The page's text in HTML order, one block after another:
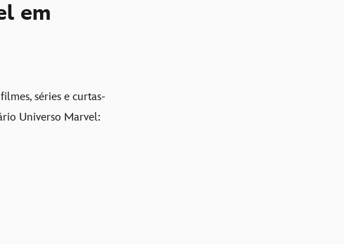
em
séries e curtas-
Universo Marvel: